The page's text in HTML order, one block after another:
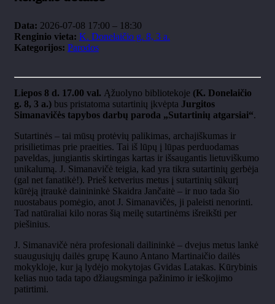
Data: 2026-07-08 17:00 – 18:30
Renginio vieta: K. Donelaičio g. 8, 3 a.
Kategorijos: Parodos
Liepos 8 d. 17.00 val. Ąžuolyno bibliotekoje (K. Donelaičio
g. 8, 3 a.) bus pristatoma sutartinių įkvėpta Jurgitos
Simanavičės tapybos darbų paroda „Sutartinių atgarsiai“.
Sutartinės – tai mūsų protėvių palikimas, archajiškumas ir
prisilietimas prie praeities. Tai iš lūpų į lūpas perduodamas
paveldas, jungiantis skirtingas kartas ir išsaugantis lietuviškumo
unikalumą. J. Simanavičė teigia, kad yra tikra sutartinių gerbėja
(gal net fanatikė!). Prieš ketverius metus į sutartinių sūkurį
kūrėją įtraukė dainininkė Skaidra Jančaitė – ir nuo tada šio
nuostabaus pomėgio, anot J. Simanavičės, ji paleisti nenorinti.
Tad natūraliai kilo noras šią meilę sutartinėms išreikšti per
piešinius.
J. Simanavičė nėra profesionali dailininkė – dvejus metus lankė
suaugusiųjų dailės grupę Kauno Antano Martinaičio dailės
mokykloje, kur ją lydėjo mokytojas Gvidas Latakas. Kūrybinis
kelias nuo tada tapo džiaugsminga pažinimo ir ieškojimo
patirtimi.